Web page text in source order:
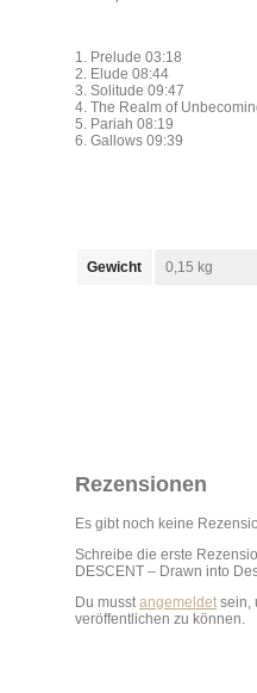
1. Prelude 03:18
2. Elude 08:44
3. Solitude 09:47
4. The Realm of
5. Pariah 08:19
6. Gallows 09:39
Gewicht 0,15 kg
Rezensionen
Es gibt noch keine
Schreibe die erste
DESCENT – Drawn into
Du musstangemeldetsein,
veröffentlichen zu können.